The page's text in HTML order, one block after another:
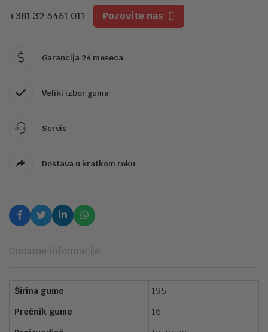
+381 32 5461 011 Pozovite nas
Garancija 24 meseca
Veliki izbor guma
Servis
Dostava u kratkom roku
Dodatne informacije
Širina gume
195
Prečnik gume
16